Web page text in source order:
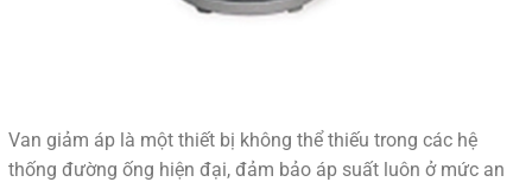
Van giảm áp là một thiết bị không thể thiếu trong các hệ
thống đường ống hiện đại, đảm bảo áp suất luôn ở mức an